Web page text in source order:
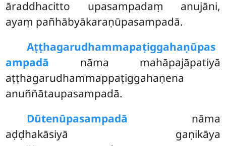
āraddhacitto upasampadaṃ anujāni,
ayaṃ pañhābyākaraṇūpasampadā.
Aṭṭhagarudhammapaṭiggahaṇūpas
ampadā nāma mahāpajāpatiyā
aṭṭhagarudhammappaṭiggahaṇena
anuññātaupasampadā.
Dūtenūpasampadā nāma
aḍḍhakāsiyā gaṇikāya